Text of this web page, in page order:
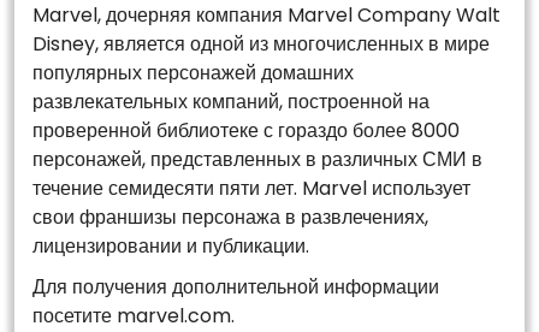
Marvel, дочерняя компания Marvel Company Walt
Disney, является одной из многочисленных в мире
популярных персонажей домашних
развлекательных компаний, построенной на
проверенной библиотеке с гораздо более 8000
персонажей, представленных в различных СМИ в
течение семидесяти пяти лет. Marvel использует
свои франшизы персонажа в развлечениях,
лицензировании и публикации.
Для получения дополнительной информации
посетите marvel.com.